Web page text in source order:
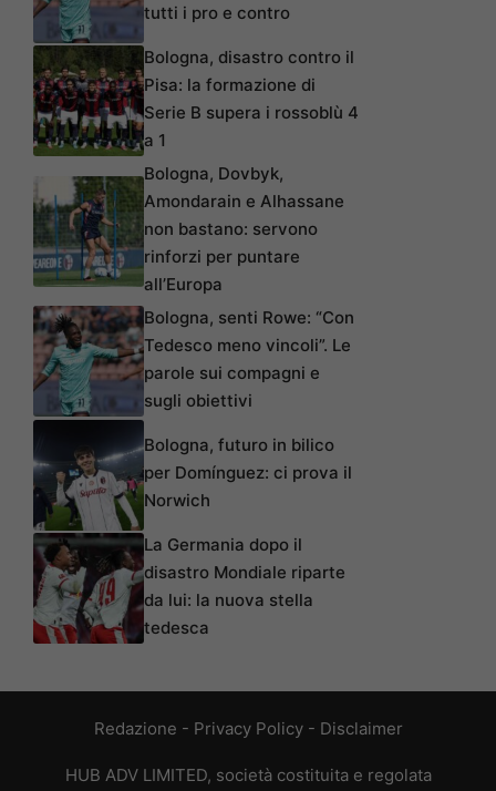
tutti i pro e contro
Bologna, disastro contro il
Pisa: la formazione di
Serie B supera i rossoblù 4
a 1
Bologna, Dovbyk,
Amondarain e Alhassane
non bastano: servono
rinforzi per puntare
all’Europa
Bologna, senti Rowe: “Con
Tedesco meno vincoli”. Le
parole sui compagni e
sugli obiettivi
Bologna, futuro in bilico
per Domínguez: ci prova il
Norwich
La Germania dopo il
disastro Mondiale riparte
da lui: la nuova stella
tedesca
Redazione - Privacy Policy- Disclaimer
HUB ADV LIMITED, società costituita e regolata